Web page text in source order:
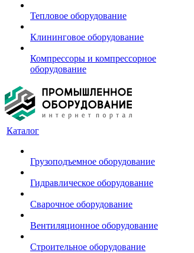
Тепловое оборудование
Клининговое оборудование
Компрессоры и компрессорное
оборудование
Каталог
Грузоподъемное оборудование
Гидравлическое оборудование
Сварочное оборудование
Вентиляционное оборудование
Строительное оборудование